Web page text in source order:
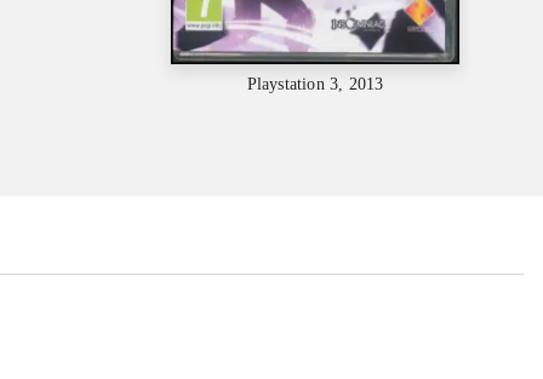
Playstation 3, 2013